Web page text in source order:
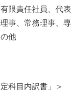
限責任社員、代表
事、常務理事、専
他
科目内訳書」＞